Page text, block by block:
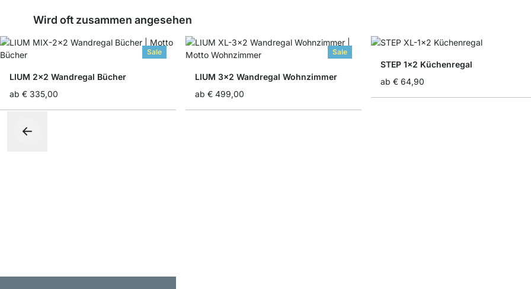
Wird oft zusammen angesehen
Sale
LIUM 2x2 Wandregal Bücher
ab € 335,00
Sale
LIUM 3x2 Wandregal Wohnzimmer
ab € 499,00
STEP 1x2 Küchenregal
ab € 64,90